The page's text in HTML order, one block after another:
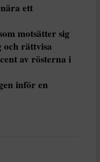
ett
motsätter sig
rättvisa
av rösterna i
inför en